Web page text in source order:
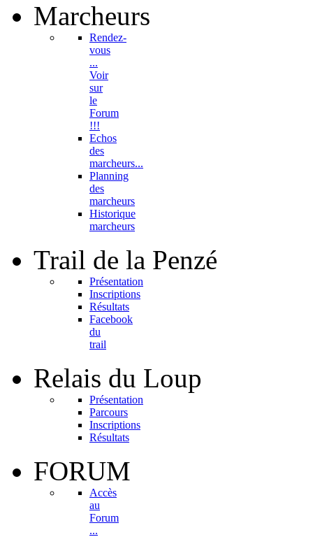
Marcheurs
Rendez-
vous
...
Voir
sur
le
Forum
!!!
Echos
des
marcheurs...
Planning
des
marcheurs
Historique
marcheurs
Trail de la Penzé
Présentation
Inscriptions
Résultats
Facebook
du
trail
Relais du Loup
Présentation
Parcours
Inscriptions
Résultats
FORUM
Accès
au
Forum
...